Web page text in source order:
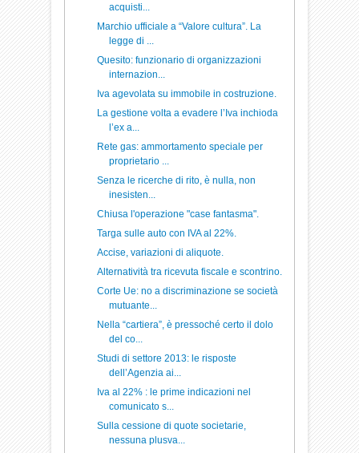
acquisti...
Marchio ufficiale a “Valore cultura”. La
legge di ...
Quesito: funzionario di organizzazioni
internazion...
Iva agevolata su immobile in costruzione.
La gestione volta a evadere l’Iva inchioda
l’ex a...
Rete gas: ammortamento speciale per
proprietario ...
Senza le ricerche di rito, è nulla, non
inesisten...
Chiusa l'operazione "case fantasma".
Targa sulle auto con IVA al 22%.
Accise, variazioni di aliquote.
Alternatività tra ricevuta fiscale e scontrino.
Corte Ue: no a discriminazione se società
mutuante...
Nella “cartiera”, è pressoché certo il dolo
del co...
Studi di settore 2013: le risposte
dell’Agenzia ai...
Iva al 22% : le prime indicazioni nel
comunicato s...
Sulla cessione di quote societarie,
nessuna plusva...